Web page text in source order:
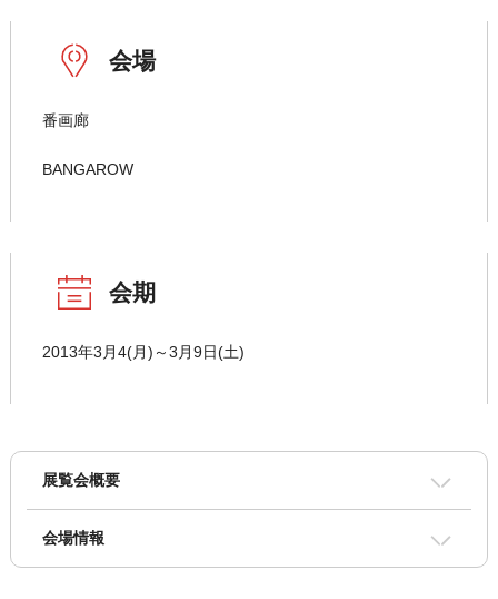
会場
番画廊
BANGAROW
会期
2013年3月4(月)～3月9日(土)
展覧会概要
会場情報